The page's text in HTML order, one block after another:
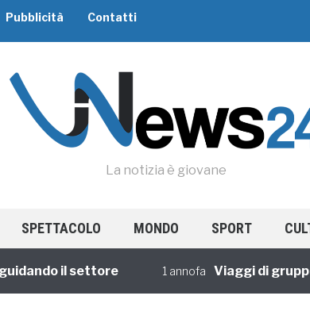
Pubblicità Contatti
La notizia è giovane
SPETTACOLO MONDO SPORT
il settore 1 annofa Viaggi di gruppo: